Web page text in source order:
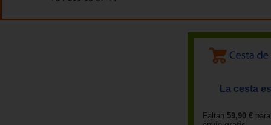
La cesta
Faltan 59,90 €